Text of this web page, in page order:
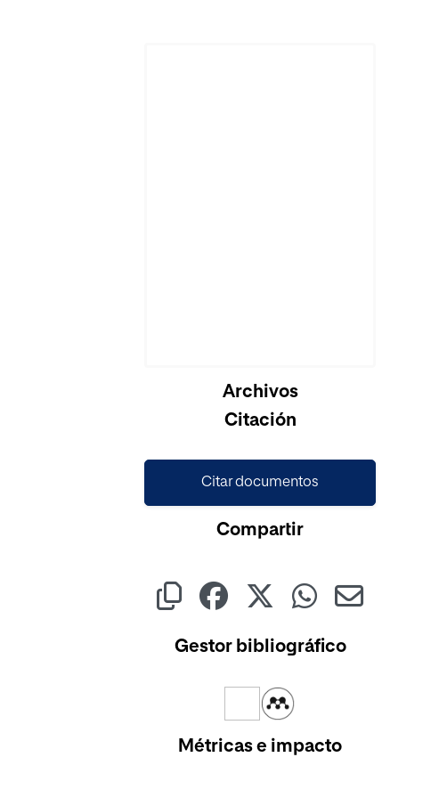
Archivos
Citación
Citar documentos
Compartir
Gestor bibliográfico
Métricas e impacto